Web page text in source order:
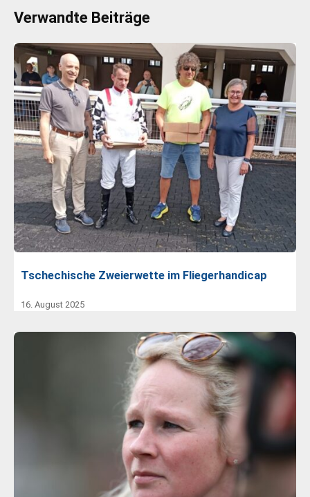
Verwandte Beiträge
Tschechische Zweierwette im Fliegerhandicap
16. August 2025